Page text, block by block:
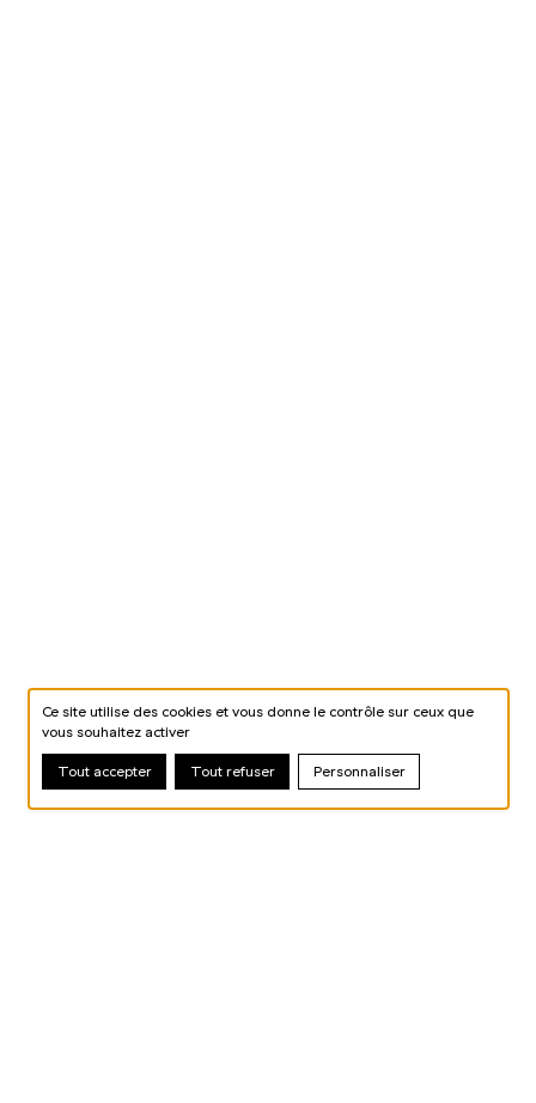
Ce site utilise des cookies et vous donne le contrôle sur ceux que
vous souhaitez activer
Tout accepter Tout refuser Personnaliser